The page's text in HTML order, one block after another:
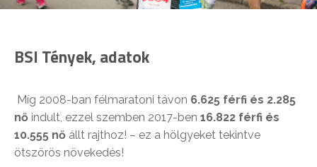
BSI Tények, adatok
Míg 2008-ban félmaratoni távon 6.625 férfi és 2.285
nő indult, ezzel szemben 2017-ben 16.822 férfi és
10.555 nő állt rajthoz! – ez a hölgyeket tekintve
ötszörös növekedés!